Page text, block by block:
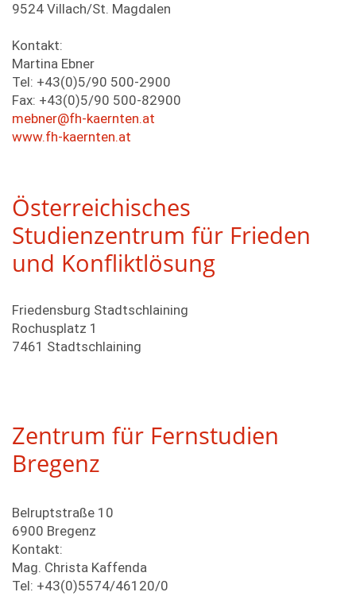
9524 Villach/St. Magdalen
Kontakt:
Martina Ebner
Tel: +43(0)5/90 500-2900
Fax: +43(0)5/90 500-82900
mebner@fh-kaernten.at
www.fh-kaernten.at
Österreichisches
Studienzentrum für Frieden
und Konfliktlösung
Friedensburg Stadtschlaining
Rochusplatz 1
7461 Stadtschlaining
Zentrum für Fernstudien
Bregenz
Belruptstraße 10
6900 Bregenz
Kontakt:
Mag. Christa Kaffenda
Tel: +43(0)5574/46120/0